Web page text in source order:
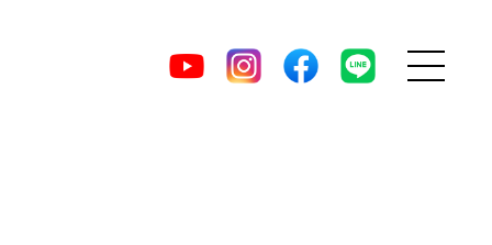
YouTube Instagram facebook MENU